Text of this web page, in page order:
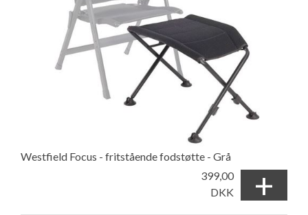
Westfield Focus - fritstående fodstøtte - Grå
399,00
DKK
+